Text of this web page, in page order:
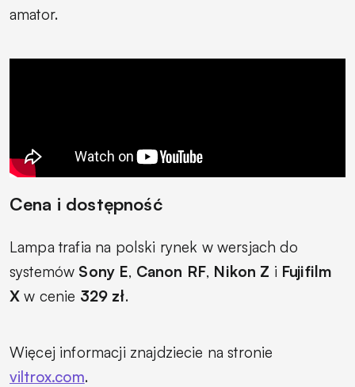
amator.
Cena i dostępność
Lampa trafia na polski rynek w wersjach do
systemów Sony E, Canon RF, Nikon Z i Fujifilm
X w cenie 329 zł.
Więcej informacji znajdziecie na stronie
viltrox.com.